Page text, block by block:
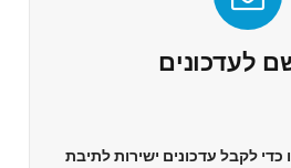
לעדכונים
כדי לקבל עדכונים ישירות לתיבת